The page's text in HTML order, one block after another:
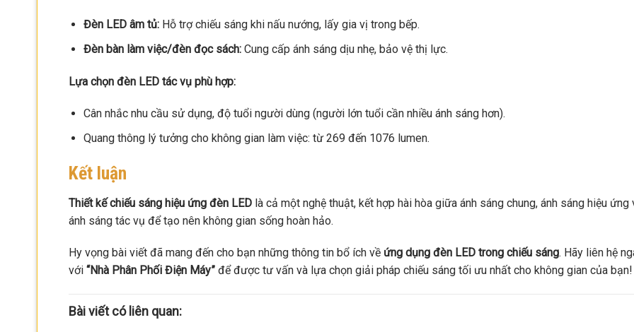
Đèn LED âm tủ:Hỗ trợ chiếu sáng khi nấu nướng, lấy gia vị trong bếp.
Đèn bàn làm việc/đèn đọc sách:Cung cấp ánh sáng dịu nhẹ, bảo vệ thị lực.
Lựa chọn đèn LED tác vụ phù hợp:
Cân nhắc nhu cầu sử dụng, độ tuổi người dùng (người lớn tuổi cần nhiều ánh sáng hơn).
Quang thông lý tưởng cho không gian làm việc: từ 269 đến 1076 lumen.
Kết luận
Thiết kế chiếu sáng hiệu ứng đèn LED là cả một nghệ thuật, kết hợp hài hòa giữa ánh sáng chung, ánh sáng hiệu ứng
ánh sáng tác vụ để tạo nên không gian sống hoàn hảo.
Hy vọng bài viết đã mang đến cho bạn những thông tin bổ ích về ứng dụng đèn LED trong chiếu sáng. Hãy liên hệ
với “Nhà Phân Phối Điện Máy” để được tư vấn và lựa chọn giải pháp chiếu sáng tối ưu nhất cho không gian của bạn!
Bài viết có liên quan: